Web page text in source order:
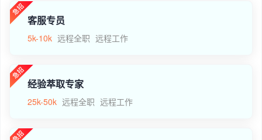
客服专员
5k-10k 远程全职 远程工作
经验萃取专家
25k-50k 远程全职 远程工作